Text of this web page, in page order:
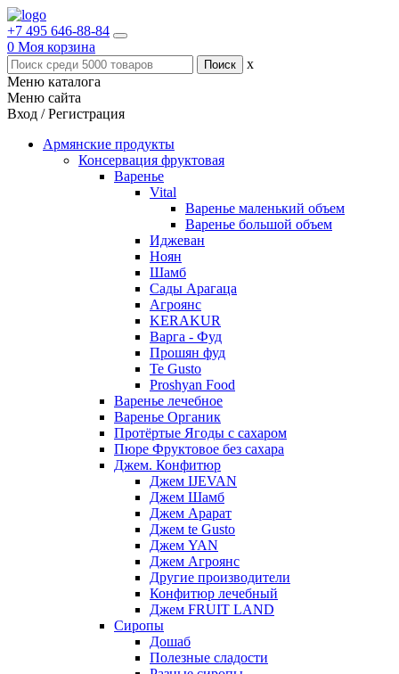
+7 495 646-88-84
0 Моя корзина
x
Меню каталога
Меню сайта
Вход / Регистрация
Армянские продукты
Консервация фруктовая
Варенье
Vital
Варенье маленький объем
Варенье большой объем
Иджеван
Ноян
Шамб
Сады Арагаца
Агроянс
KERAKUR
Варга - Фуд
Прошян фуд
Te Gusto
Proshyan Food
Варенье лечебное
Варенье Органик
Протёртые Ягоды с сахаром
Пюре Фруктовое без сахара
Джем. Конфитюр
Джем IJEVAN
Джем Шамб
Джем Арарат
Джем te Gusto
Джем YAN
Джем Агроянс
Другие производители
Конфитюр лечебный
Джем FRUIT LAND
Сиропы
Дошаб
Полезные сладости